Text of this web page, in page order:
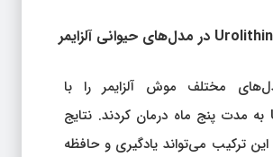
مختلف موش آلزایمر را با
Urolithin A به مدت پنج ماه درمان کردند. نتایج
ترکیب می‌تواند یادگیری و حافظه